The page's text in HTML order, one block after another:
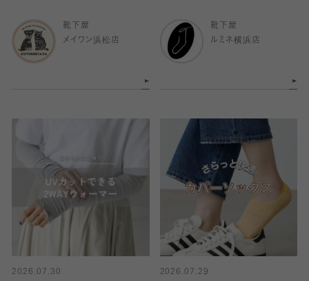
靴下屋
メイワン浜松店
靴下屋
ルミネ横浜店
2026.07.30
2026.07.29